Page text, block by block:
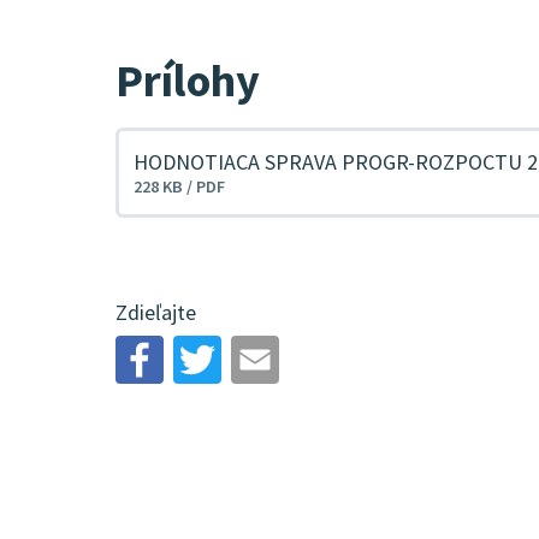
Prílohy
Stiahnuť
HODNOTIACA SPRAVA PROGR-ROZPOCTU
228 KB / PDF
Zdieľajte